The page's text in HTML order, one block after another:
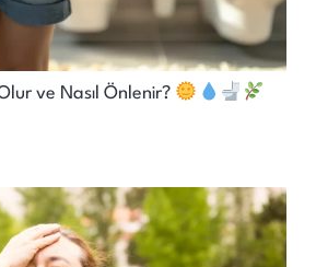
ve Nasıl Önlenir?